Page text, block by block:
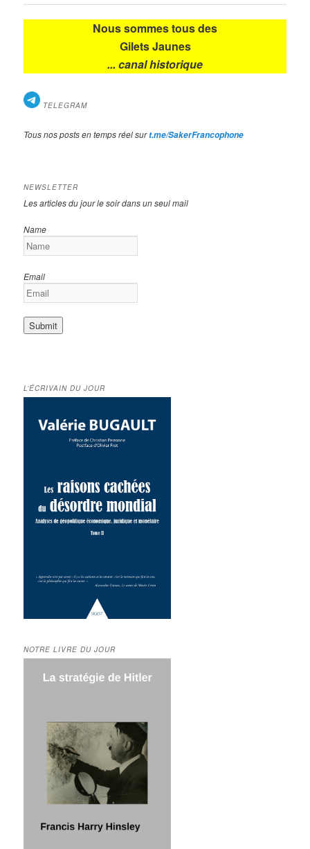
articles
Nous sommes tous des
Gilets Jaunes
... canal historique
TELEGRAM
Tous nos posts en temps réel surt.me/SakerFrancophone
NEWSLETTER
Les articles du jour le soir dans un seul mail
Name
Email
L’ÉCRIVAIN DU JOUR
NOTRE LIVRE DU JOUR